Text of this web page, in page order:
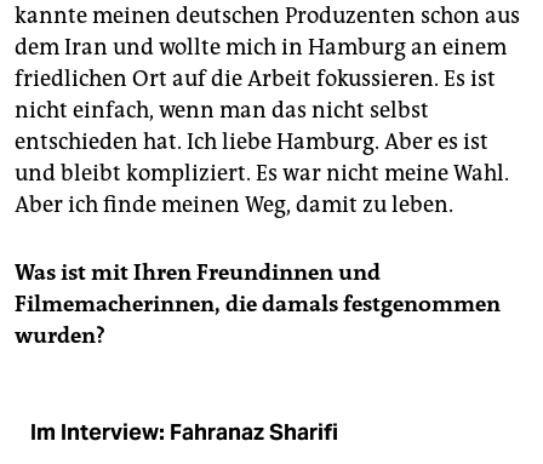
kannte meinen deutschen Produzenten schon aus
dem Iran und wollte mich in Hamburg an einem
friedlichen Ort auf die Arbeit fokussieren. Es ist
nicht einfach, wenn man das nicht selbst
entschieden hat. Ich liebe Hamburg. Aber es ist
und bleibt kompliziert. Es war nicht meine Wahl.
Aber ich finde meinen Weg, damit zu leben.
Was ist mit Ihren Freundinnen und
Filmemacherinnen, die damals festgenommen
wurden?
Im Interview: Fahranaz Sharifi